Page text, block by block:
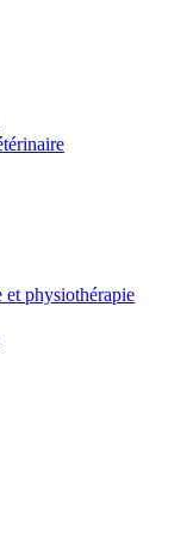
physiothérapie